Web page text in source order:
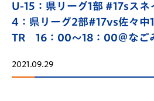
U-15：県リーグ1部 #17sスネ
4：県リーグ2部#17vs佐々中
TR 16：00～18：00＠なご
2021.09.29